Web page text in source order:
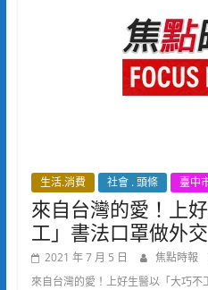
生活.消費 社會 . 頭條 臺中
來自台灣的愛！上
工」書法口罩做外
2021 年 7 月 5 日 焦點時報
來自台灣的愛！上好生醫以「大巧不